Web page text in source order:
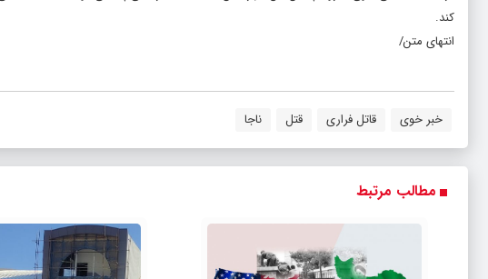
کند.
انتهای متن/
خبر خوی قاتل فراری قتل ناجا
مطالب مرتبط